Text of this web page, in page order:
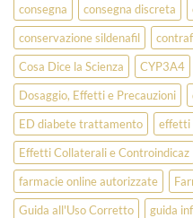
consegna
consegna discreta
conservazione sildenafil
Cosa Dice la Scienza
CYP3A4
Dosaggio, Effetti e Precauzioni
ED diabete trattamento
effetti
Effetti Collaterali e Controindicaz
farmacie online autorizzate
Guida all'Uso Corretto
guida